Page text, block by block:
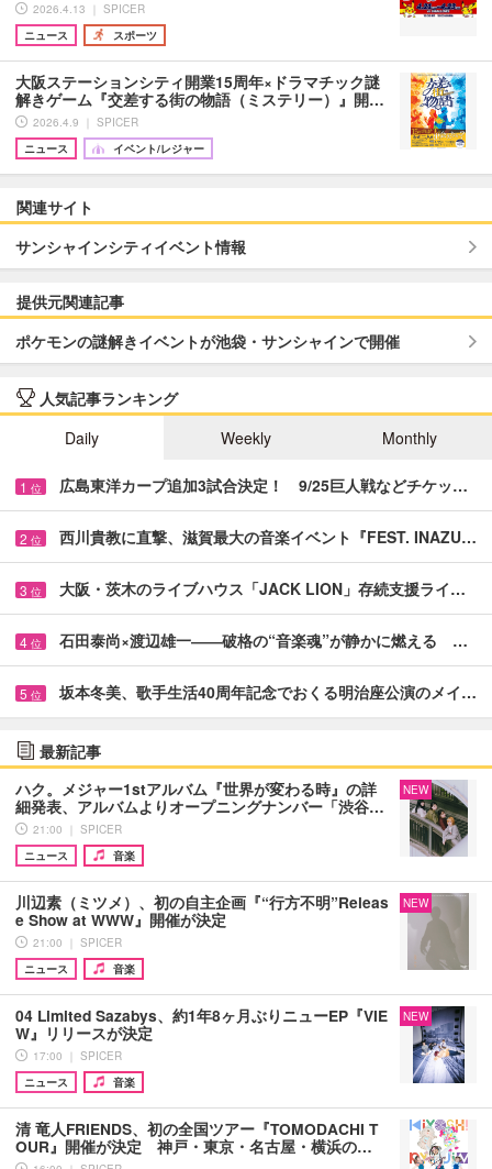
2026.4.13 ｜ SPICER
ニュース
スポーツ
大阪ステーションシティ開業15周年×ドラマチック謎
解きゲーム『交差する街の物語（ミステリー）』開…
2026.4.9 ｜ SPICER
ニュース
イベント/レジャー
関連サイト
サンシャインシティイベント情報
提供元関連記事
ポケモンの謎解きイベントが池袋・サンシャインで開催
人気記事ランキング
Daily
Weekly Monthly
1 位 広島東洋カープ追加3試合決定！ 9/25巨人戦などチケッ…
2 位 西川貴教に直撃、滋賀最大の音楽イベント『FEST. INAZU…
3 位 大阪・茨木のライブハウス「JACK LION」存続支援ライ…
4 位 石田泰尚×渡辺雄一――破格の“音楽魂”が静かに燃える …
5 位 坂本冬美、歌手生活40周年記念でおくる明治座公演のメイ…
最新記事
ハク。メジャー1stアルバム『世界が変わる時』の詳
細発表、アルバムよりオープニングナンバー「渋谷…
21:00 ｜ SPICER
ニュース
音楽
NEW
川辺素（ミツメ）、初の自主企画『“行方不明”Releas
e Show at WWW』開催が決定
21:00 ｜ SPICER
ニュース
音楽
NEW
04 Limited Sazabys、約1年8ヶ月ぶりニューEP『VIE
W』リリースが決定
17:00 ｜ SPICER
ニュース
音楽
NEW
清 竜人FRIENDS、初の全国ツアー『TOMODACHI T
OUR』開催が決定 神戸・東京・名古屋・横浜の…